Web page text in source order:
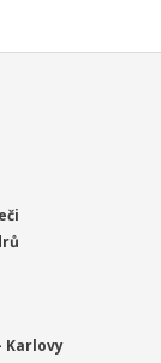
Karlovy